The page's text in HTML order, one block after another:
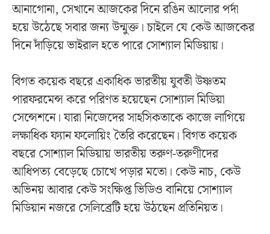
আনাগোনা, সেখানে আজকের দিনে রঙিন আলোর পর্দা
হয়ে উঠেছে সবার জন্য উন্মুক্ত। চাইলে যে কেউ আজকের
দিনে দাঁড়িয়ে ভাইরাল হতে পারে সোশ্যাল মিডিয়ায়।
বিগত কয়েক বছরে একাধিক ভারতীয় যুবতী উষ্ণতম
পারফরমেন্স করে পরিণত হয়েছেন সোশ্যাল মিডিয়া
সেন্সেশনে। যারা নিজেদের সাহসিকতাকে কাজে লাগিয়ে
লক্ষাধিক ফ্যান ফলোয়িং তৈরি করেছেন। বিগত কয়েক
বছরে সোশ্যাল মিডিয়ায় ভারতীয় তরুণ-তরুণীদের
আধিপত্য বেড়েছে চোখে পড়ার মতো। কেউ নাচ, কেউ
অভিনয় আবার কেউ সংক্ষিপ্ত ভিডিও বানিয়ে সোশ্যাল
মিডিয়ান নজরে সেলিব্রেটি হয়ে উঠছেন প্রতিনিয়ত।